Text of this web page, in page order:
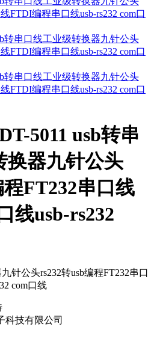
5011 usb转串
换器九针公头
FT232串口线
线usb-rs232
针公头rs232转usb编程FT232串口
com口线
科技有限公司